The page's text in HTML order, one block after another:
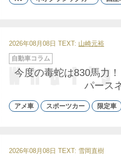
2026年08月08日 TEXT: 山崎元裕
今度の毒蛇は830馬力
パース
カ
テ
リ
自動車コラム
アメ車 スポーツカー 限定車
2026年08月08日 TEXT: 雪岡直樹